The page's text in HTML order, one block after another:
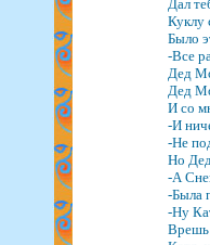
Дал
Куклу
Было
-Все
Дед
Дед
И со
-И
-Не
Но
-А
-Была
-Ну
Врешь